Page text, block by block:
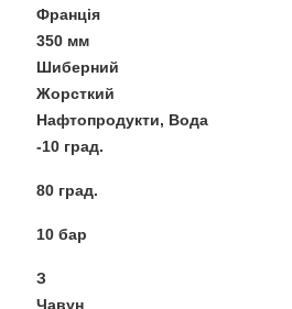
Франція
350 мм
Шиберний
Жорсткий
Нафтопродукти, Вода
-10 град.
80 град.
10 бар
З
Чавун